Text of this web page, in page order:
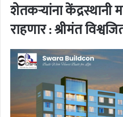
शेतकऱ्यांना केंद्रस्थानी
राहणार : श्रीमंत